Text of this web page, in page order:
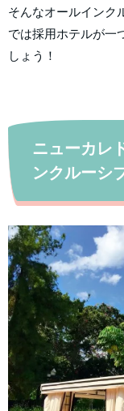
そんなオールインク
では採用ホテルが一
しょう！
ニューカレ
ンクルーシ